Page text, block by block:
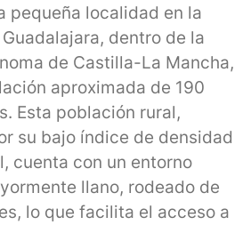
pequeña localidad en la
dentro de la
de Castilla-La Mancha,
aproximada de 190
Esta población rural,
su bajo índice de densidad
cuenta con un entorno
llano, rodeado de
lo que facilita el acceso a